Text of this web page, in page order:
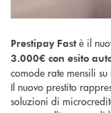
Prestipay Fast è il
3.000€ con esito
comode rate mensili
Il nuovo prestito
soluzioni di